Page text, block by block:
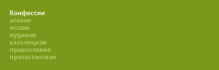
Конфессии
атеизм
ислам
иудаизм
католицизм
православие
протестантизм